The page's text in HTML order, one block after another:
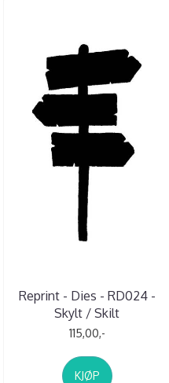
Reprint - Dies - RD024 -
Skylt / Skilt
115,00,-
KJØP